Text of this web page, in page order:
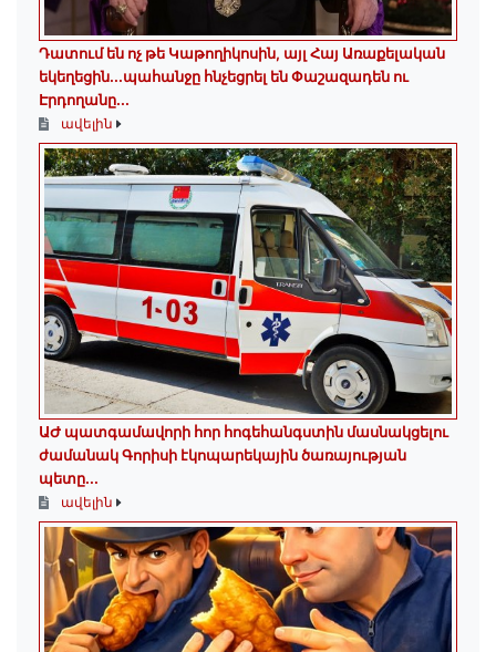
Դատում են ոչ թե Կաթողիկոսին, այլ Հայ Առաքելական
եկեղեցին․․․պահանջը հնչեցրել են Փաշազադեն ու
Էրդողանը․․․
ավելին
ԱԺ պատգամավորի հոր հոգեհանգստին մասնակցելու
ժամանակ Գորիսի էկոպարեկային ծառայության
պետը...
ավելին